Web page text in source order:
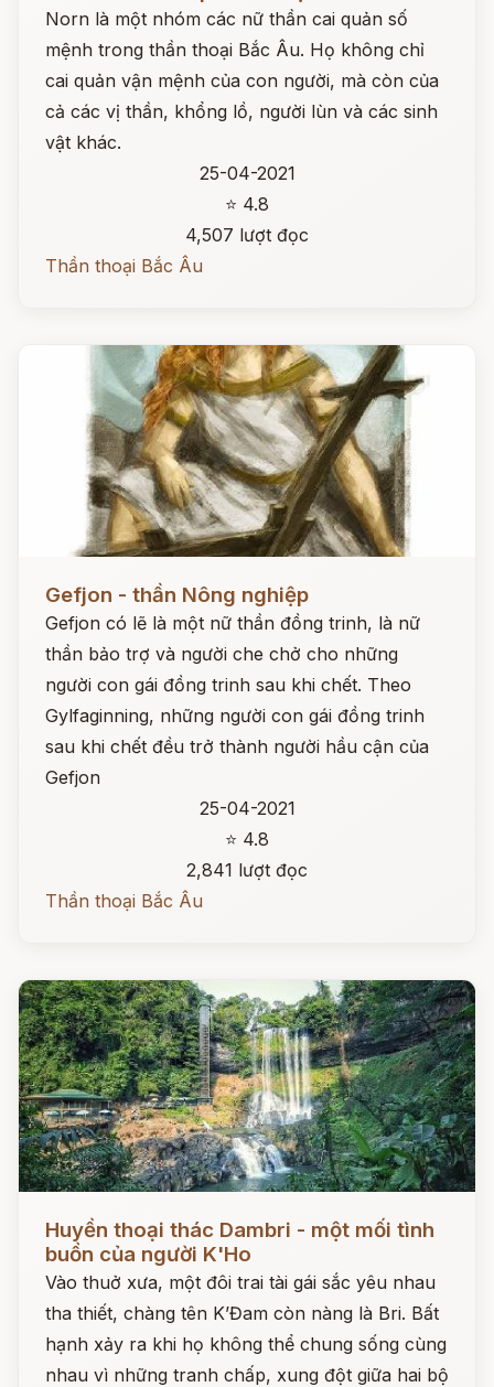
Norn là một nhóm các nữ thần cai quản số
mệnh trong thần thoại Bắc Âu. Họ không chỉ
cai quản vận mệnh của con người, mà còn của
cả các vị thần, khổng lồ, người lùn và các sinh
vật khác.
25-04-2021
⭐ 4.8
4,507 lượt đọc
Thần thoại Bắc Âu
Gefjon - thần Nông nghiệp
Gefjon có lẽ là một nữ thần đồng trinh, là nữ
thần bảo trợ và người che chở cho những
người con gái đồng trinh sau khi chết. Theo
Gylfaginning, những người con gái đồng trinh
sau khi chết đều trở thành người hầu cận của
Gefjon
25-04-2021
⭐ 4.8
2,841 lượt đọc
Thần thoại Bắc Âu
Đọc ngay
Huyền thoại thác Dambri - một mối tình
buồn của người K'Ho
Vào thuở xưa, một đôi trai tài gái sắc yêu nhau
tha thiết, chàng tên K’Đam còn nàng là Bri. Bất
hạnh xảy ra khi họ không thể chung sống cùng
nhau vì những tranh chấp, xung đột giữa hai bộ